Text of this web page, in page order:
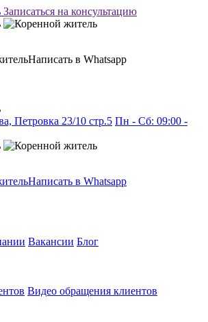
Записаться на консультацию
Написать в Whatsapp
Петровка 23/10 стр.5 Пн - Сб: 09:00 -
Написать в Whatsapp
Вакансии Блог
Видео обращения клиентов